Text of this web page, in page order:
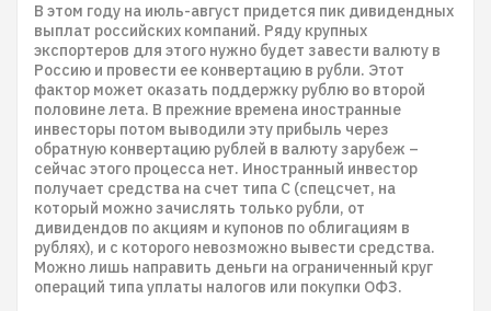
В этом году на июль-август придется пик дивидендных
выплат российских компаний. Ряду крупных
экспортеров для этого нужно будет завести валюту в
Россию и провести ее конвертацию в рубли. Этот
фактор может оказать поддержку рублю во второй
половине лета. В прежние времена иностранные
инвесторы потом выводили эту прибыль через
обратную конвертацию рублей в валюту зарубеж –
сейчас этого процесса нет. Иностранный инвестор
получает средства на счет типа С (спецсчет, на
который можно зачислять только рубли, от
дивидендов по акциям и купонов по облигациям в
рублях), и с которого невозможно вывести средства.
Можно лишь направить деньги на ограниченный круг
операций типа уплаты налогов или покупки ОФЗ.